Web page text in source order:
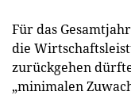
Für das
die
zurückgehen
„minimalen